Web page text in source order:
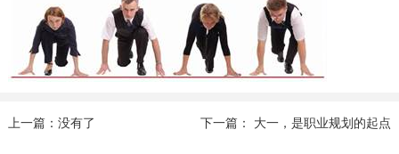
上一篇：没有了 下一篇： 大一，是职业规划的起点